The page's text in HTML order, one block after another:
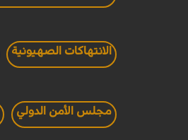
الانتهاكات الصهيونية
مجلس الأمن الدولي